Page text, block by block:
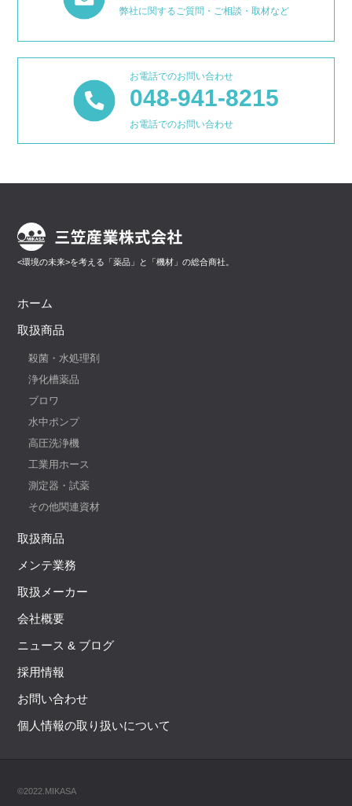
弊社に関するご質問・ご相談・取材など
お電話でのお問い合わせ
048-941-8215
お電話でのお問い合わせ
<環境の未来>を考える「薬品」と「機材」の総合商社。
ホーム
取扱商品
殺菌・水処理剤
浄化槽薬品
ブロワ
水中ポンプ
高圧洗浄機
工業用ホース
測定器・試薬
その他関連資材
取扱商品
メンテ業務
取扱メーカー
会社概要
ニュース & ブログ
採用情報
お問い合わせ
個人情報の取り扱いについて
©2022.MIKASA